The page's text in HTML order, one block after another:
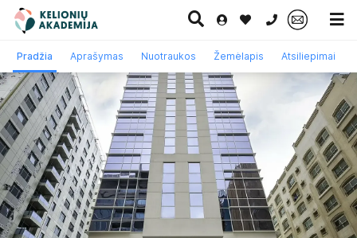
0 700 11007
Paskutinė
minutė
Pažintinės
kelionės
Egzotinės
kelionės
Kruizai
Pradžia Aprašymas Nuotraukos Žemėlapis Atsiliepimai